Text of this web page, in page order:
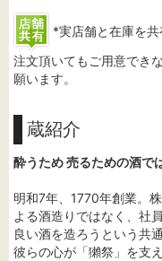
*実店舗と在庫を
注文頂いてもご用意でき
願います。
蔵紹介
酔うため 売るための酒で
明和7年、1770年創業。
よる酒造りではなく、社
良い酒を造ろうという共
彼らの心が「獺祭」を支